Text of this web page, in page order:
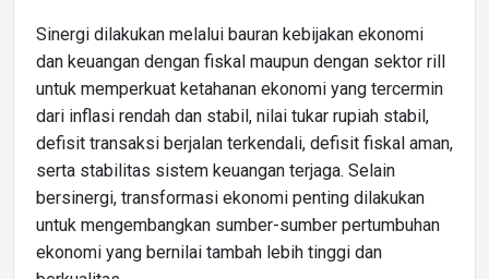
Sinergi dilakukan melalui bauran kebijakan ekonomi
dan keuangan dengan fiskal maupun dengan sektor rill
untuk memperkuat ketahanan ekonomi yang tercermin
dari inflasi rendah dan stabil, nilai tukar rupiah stabil,
defisit transaksi berjalan terkendali, defisit fiskal aman,
serta stabilitas sistem keuangan terjaga. Selain
bersinergi, transformasi ekonomi penting dilakukan
untuk mengembangkan sumber-sumber pertumbuhan
ekonomi yang bernilai tambah lebih tinggi dan